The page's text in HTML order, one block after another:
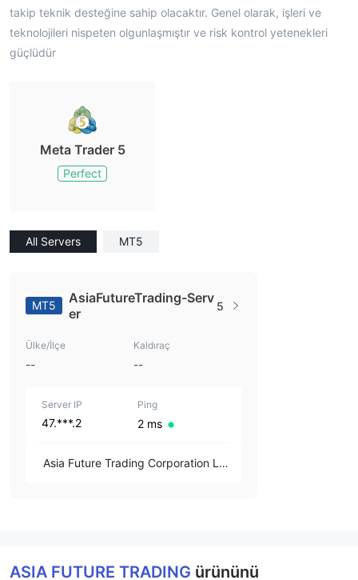
takip teknik desteğine sahip olacaktır. Genel olarak, işleri ve
teknolojileri nispeten olgunlaşmıştır ve risk kontrol yetenekleri
güçlüdür
Meta Trader 5
Perfect
All Servers MT5
MT5
AsiaFutureTrading-Serv
er
5
Ülke/İlçe
--
Kaldıraç
--
Server IP
47.***.2
Ping
2 ms
Asia Future Trading Corporation Li
ASIA FUTURE TRADING ürününü